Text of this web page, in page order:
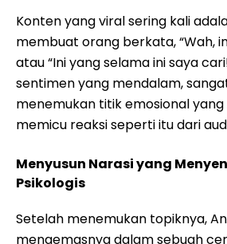
Konten yang viral sering kali
membuat orang berkata, “Wah,
atau “Ini yang selama ini saya
sentimen yang mendalam,
menemukan titik emosional
memicu reaksi seperti itu dari
Menyusun Narasi yang
Psikologis
Setelah menemukan topiknya,
mengemasnya dalam sebuah